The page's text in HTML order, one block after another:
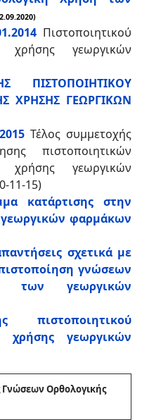
Πιστοποιητικού
χρήσης γεωργικών
ΠΙΣΤΟΠΟΙΗΤΙΚΟΥ
ΧΡΗΣΗΣ ΓΕΩΡΓΙΚΩΝ
Τέλος συμμετοχής
πιστοποιητικών
χρήσης γεωργικών
11-15)
κατάρτισης στην
φαρμάκων
σχετικά με
γνώσεων
των γεωργικών
πιστοποιητικού
χρήσης γεωργικών
Ορθολογικής